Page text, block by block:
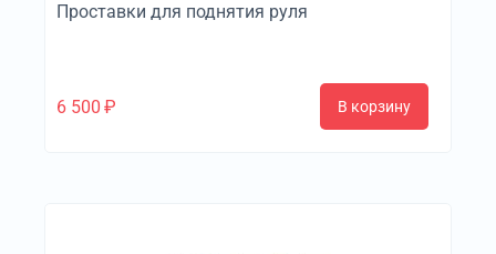
Проставки для поднятия руля
6 500 ₽ В корзину